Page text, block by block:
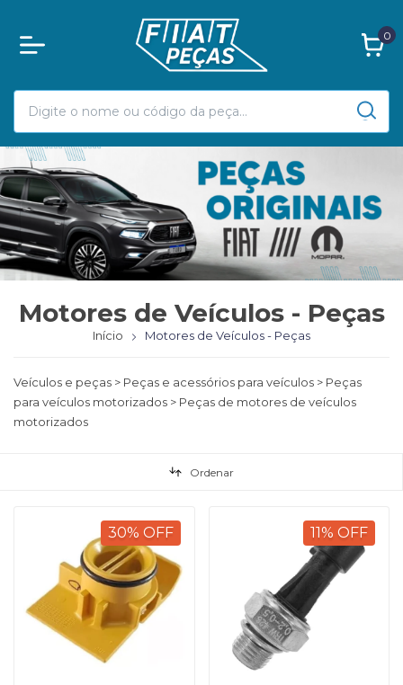
0
Motores de Veículos - Peças
Início Motores de Veículos - Peças
Veículos e peças > Peças e acessórios para veículos > Peças
para veículos motorizados > Peças de motores de veículos
motorizados
Ordenar
30% OFF 11% OFF